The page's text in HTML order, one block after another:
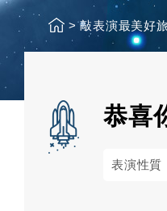
> 敲表演最美好
恭喜
表演性質